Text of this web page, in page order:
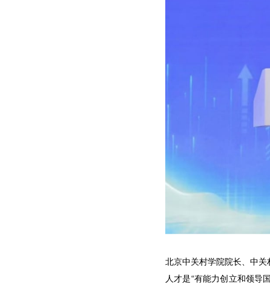
北京中关村学院院长、中
人才是“有能力创立和领导